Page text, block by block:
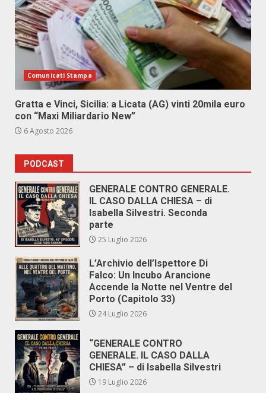
Comunicati Stampa
Gratta e Vinci, Sicilia: a Licata (AG) vinti 20mila euro
con “Maxi Miliardario New”
6 Agosto 2026
PODCAST
GENERALE CONTRO GENERALE.
IL CASO DALLA CHIESA – di
Isabella Silvestri. Seconda
parte
25 Luglio 2026
L’Archivio dell’Ispettore Di
Falco: Un Incubo Arancione
Accende la Notte nel Ventre del
Porto (Capitolo 33)
24 Luglio 2026
“GENERALE CONTRO
GENERALE. IL CASO DALLA
CHIESA” – di Isabella Silvestri
19 Luglio 2026